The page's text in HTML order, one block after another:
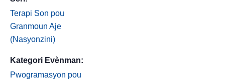
Terapi Son pou
Granmoun Aje
(Nasyonzini)
Kategori Evènman:
Pwogramasyon pou